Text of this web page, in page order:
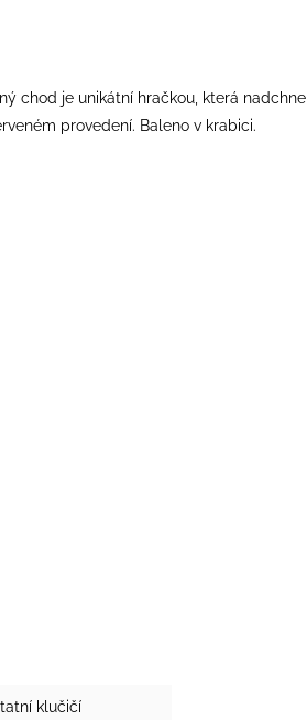
chod je unikátní hračkou, která
provedení. Baleno v krabici.
klučičí